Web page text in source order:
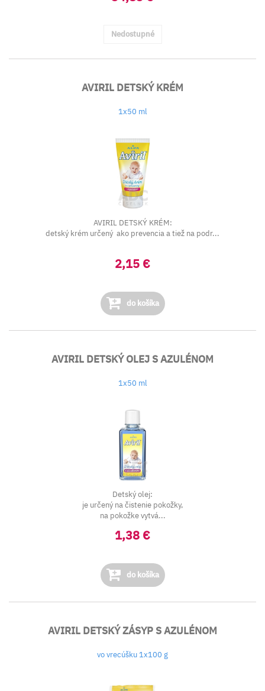
Nedostupné
AVIRIL DETSKÝ KRÉM
1x50 ml
AVIRIL DETSKÝ KRÉM:
detský krém určený ako prevencia a tiež na podr...
2,15 €
do košíka
AVIRIL DETSKÝ OLEJ S AZULÉNOM
1x50 ml
Detský olej:
je určený na čistenie pokožky,
na pokožke vytvá...
1,38 €
do košíka
AVIRIL DETSKÝ ZÁSYP S AZULÉNOM
vo vrecúšku 1x100 g